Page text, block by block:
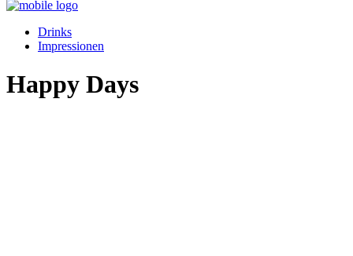
Drinks
Impressionen
Happy Days